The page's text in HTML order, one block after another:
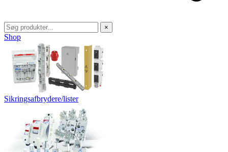
×
Shop
Sikringsafbrydere/lister